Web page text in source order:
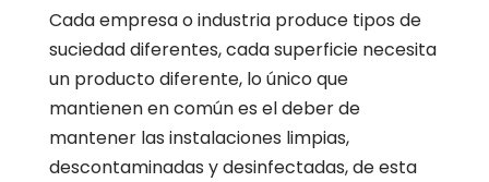
Cada empresa o industria produce tipos de
suciedad diferentes, cada superficie necesita
un producto diferente, lo único que
mantienen en común es el deber de
mantener las instalaciones limpias,
descontaminadas y desinfectadas, de esta